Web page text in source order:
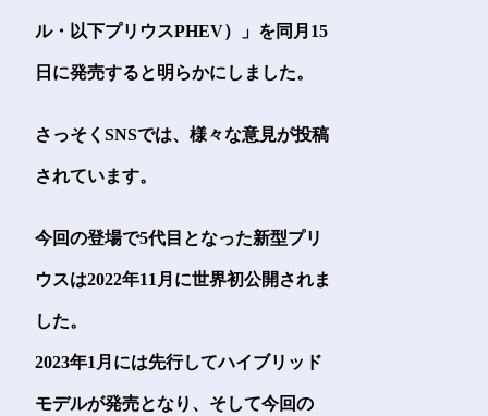
ル・以下プリウスPHEV）」を同月15
日に発売すると明らかにしました。
さっそくSNSでは、様々な意見が投稿
されています。
今回の登場で5代目となった新型プリ
ウスは2022年11月に世界初公開されま
した。
2023年1月には先行してハイブリッド
モデルが発売となり、そして今回の